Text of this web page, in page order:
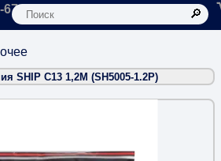
по телефону:
666
SHIP С13 1,2М (SH5005-1.2P)